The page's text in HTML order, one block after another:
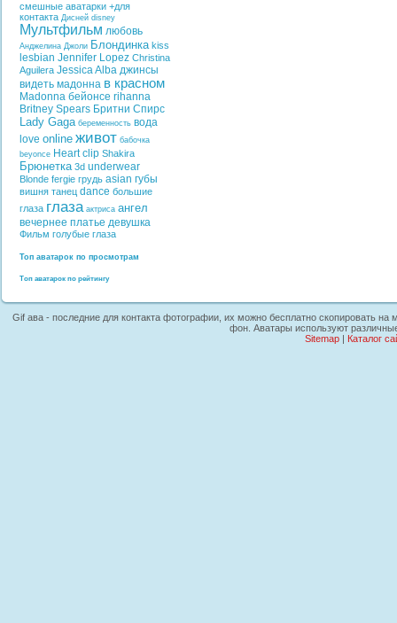
смешные аватарки +для
контакта Дисней disney
Мультфильм любовь
Анджелина Джоли Блондинка kiss
lesbian Jennifer Lopez Christina
Aguilera Jessica Alba джинсы
видеть мадонна в красном
Madonna бейонсе rihanna
Britney Spears Бритни Спирс
Lady Gaga беременность вода
love online живот бабочка
beyonce Heart clip Shakira
Брюнетка 3d underwear
Blonde fergie грудь asian губы
вишня танец dance большие
глаза глаза актриса ангел
вечернее платье девушка
Фильм голубые глаза
Топ аватарок по просмотрам
Топ аватарок по рейтингу
Gif ава - последние для контакта фотографии, их можно бесплатно скопировать
фон. Аватары используют
Sitemap| Каталог